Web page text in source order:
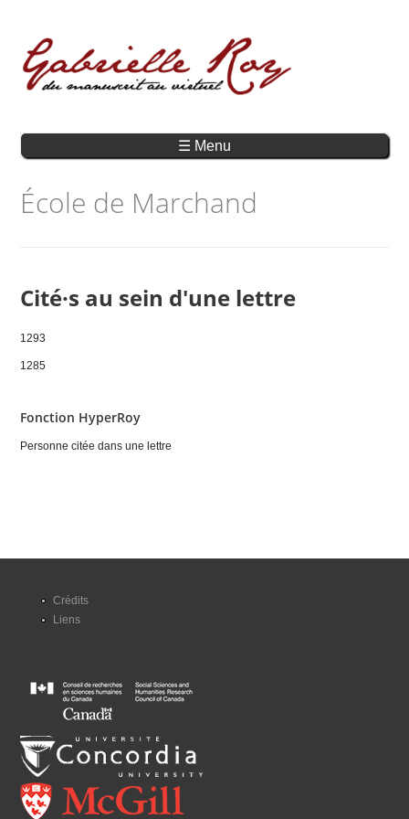
☰ Menu
École de Marchand
Cité·s au sein d'une lettre
1293
1285
Fonction HyperRoy
Personne citée dans une lettre
Crédits
Liens